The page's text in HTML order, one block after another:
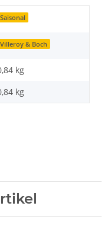
Saisonal
Villeroy & Boch
kg
kg